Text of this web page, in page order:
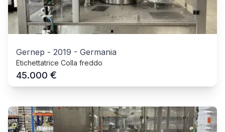
Gernep - 2019 - Germania
Etichettatrice Colla freddo
45.000 €